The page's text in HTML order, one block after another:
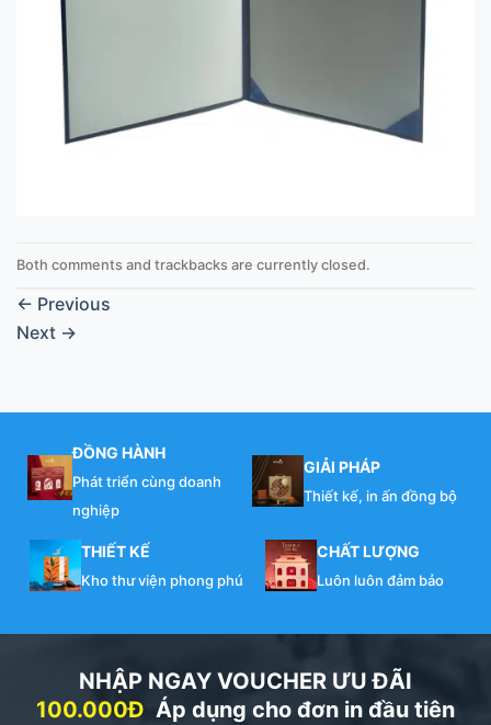
Both comments and trackbacks are currently closed.
← Previous
Next →
ĐỒNG HÀNH
Phát triển cùng doanh
nghiệp
GIẢI PHÁP
Thiết kế, in ấn đồng bộ
THIẾT KẾ
Kho thư viện phong phú
CHẤT LƯỢNG
Luôn luôn đảm bảo
NHẬP NGAY VOUCHER ƯU ĐÃI
100.000Đ Áp dụng cho đơn in đầu tiên